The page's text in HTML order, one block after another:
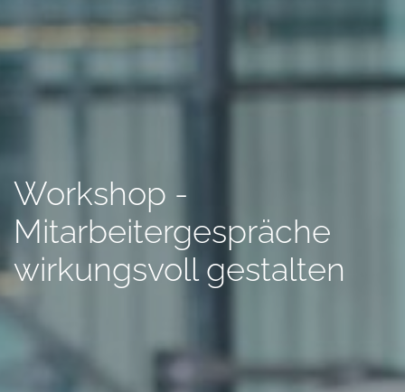
Workshop -
Mitarbeitergespräche
wirkungsvoll gestalten